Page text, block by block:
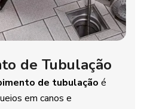
de Tubulação
de tubulação é
em canos e